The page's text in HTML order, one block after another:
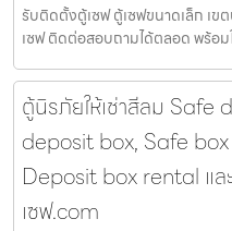
รับติดตั้งตู้เซฟ ตู้เซฟขนาดเล็ก เ
เซฟ ติดต่อสอบถามได้ตลอด พร้อม
ตู้นิรภัยให้เช่าสีลม
deposit box, Safe
Deposit box rental แ
เซฟ.com